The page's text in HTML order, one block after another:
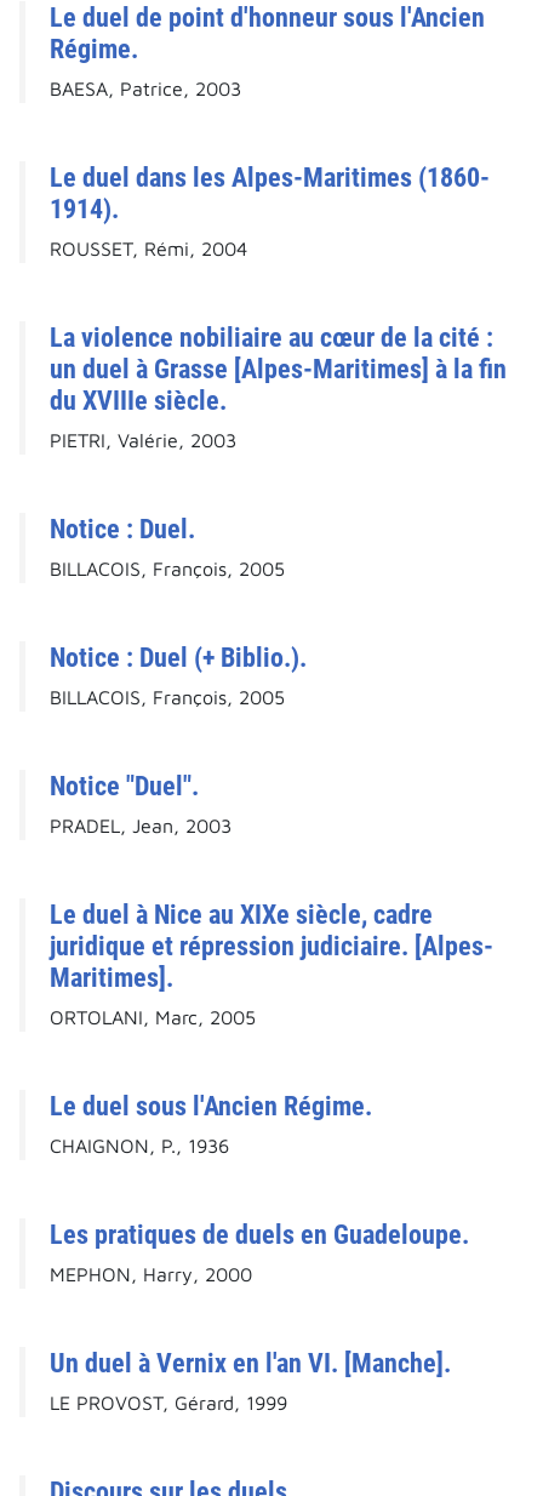
Le duel de point d'honneur sous l'Ancien
Régime.
BAESA, Patrice, 2003
Le duel dans les Alpes-Maritimes (1860-
1914).
ROUSSET, Rémi, 2004
La violence nobiliaire au cœur de la cité :
un duel à Grasse [Alpes-Maritimes] à la fin
du XVIIIe siècle.
PIETRI, Valérie, 2003
Notice : Duel.
BILLACOIS, François, 2005
Notice : Duel (+ Biblio.).
BILLACOIS, François, 2005
Notice "Duel".
PRADEL, Jean, 2003
Le duel à Nice au XIXe siècle, cadre
juridique et répression judiciaire. [Alpes-
Maritimes].
ORTOLANI, Marc, 2005
Le duel sous l'Ancien Régime.
CHAIGNON, P., 1936
Les pratiques de duels en Guadeloupe.
MEPHON, Harry, 2000
Un duel à Vernix en l'an VI. [Manche].
LE PROVOST, Gérard, 1999